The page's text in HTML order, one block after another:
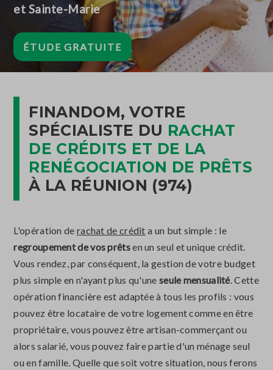
et Sainte-Marie
ÉTUDE GRATUITE
FINANDOM, VOTRE
SPÉCIALISTE DU RACHAT
DE CRÉDITS ET DE LA
RENÉGOCIATION DE PRÊTS
À LA RÉUNION (974)
L'opération de rachat de crédit a un but simple : le
regroupement de vos prêtsen un seul et unique crédit.
Vous rendez, par conséquent, la gestion de votre budget
plus simple en n'ayant plus qu'une seule mensualité. Cette
opération financière est adaptée à tous les profils : vous
pouvez être locataire de votre logement comme en être
propriétaire, vous pouvez être artisan-commerçant ou
alors salarié, vous pouvez faire partie d'un ménage seul
ou en famille. Quelle que soit votre situation, nous ferons